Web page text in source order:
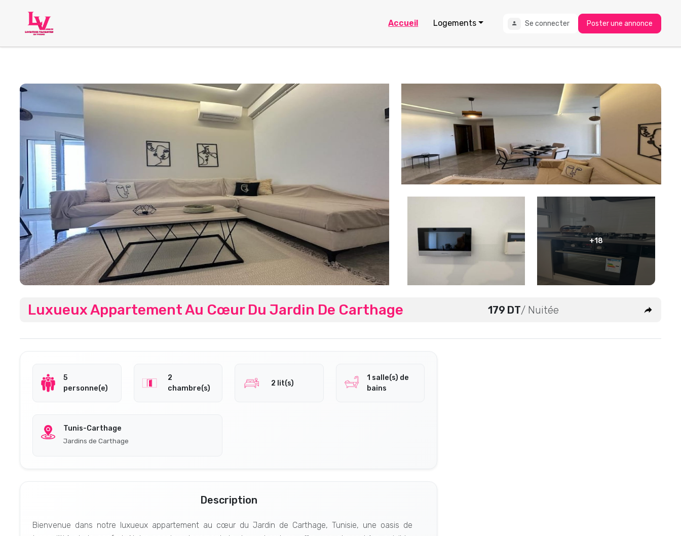
Accueil Logements Se connecter Poster une annonce
+18
Luxueux Appartement Au Cœur Du Jardin De Carthage 179 DT/ Nuitée
5
personne(e)
2
chambre(s)
2 lit(s)
1 salle(s) de
bains
Tunis-Carthage
Jardins de Carthage
Description
Bienvenue dans notre luxueux appartement au cœur du Jardin de Carthage, Tunisie, une oasis de